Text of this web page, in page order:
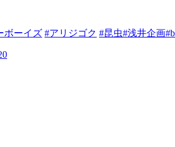
ボーイズ #アリジゴク #昆虫#浅井企画